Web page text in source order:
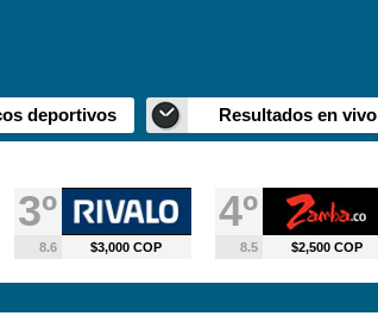
deportivos Resultados en vivo
3º
8.6 $3,000 COP
4º
8.5 $2,500 COP